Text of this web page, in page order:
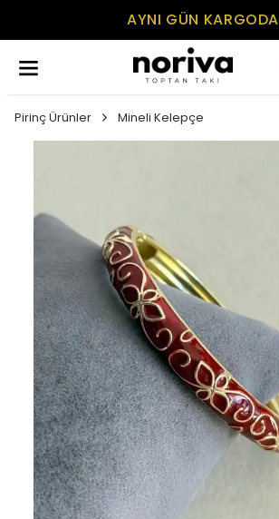
AYNI GÜN KARGODA
Pirinç Ürünler Mineli Kelepçe